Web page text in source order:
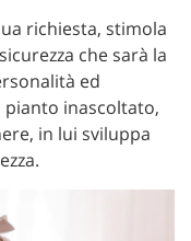
richiesta, stimola
che sarà la
ed
inascoltato,
in lui sviluppa